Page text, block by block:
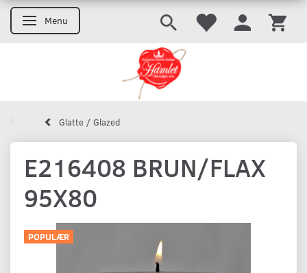
Skifte navigation
Menu
Glatte / Glazed
E216408 BRUN/FLAX
95X80
POPULÆR